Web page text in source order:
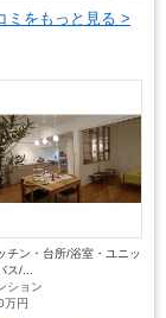
ミをもっと見る >
チン・台所/浴室・ユニッ
ス/...
ション
万円